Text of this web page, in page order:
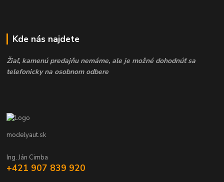
Kde nás najdete
Žiaľ, kamenú predajňu nemáme, ale je možné dohodnúť sa
telefonicky na osobnom odbere
modelyaut.sk
Ing. Ján Cimba
+421 907 839 920